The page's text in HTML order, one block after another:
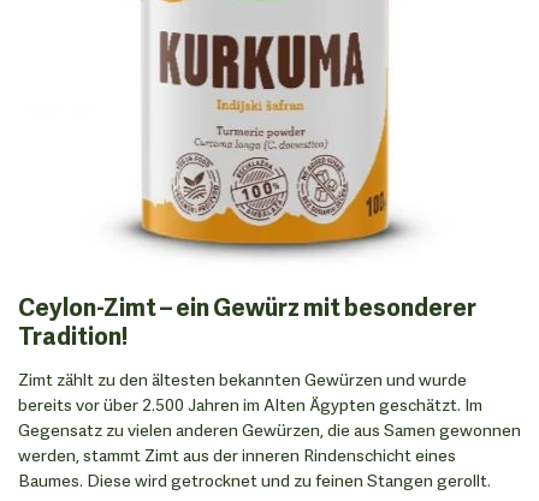
Ceylon-Zimt – ein Gewürz mit besonderer
Tradition!
Zimt zählt zu den ältesten bekannten Gewürzen und wurde
bereits vor über 2.500 Jahren im Alten Ägypten geschätzt. Im
Gegensatz zu vielen anderen Gewürzen, die aus Samen gewonnen
werden, stammt Zimt aus der inneren Rindenschicht eines
Baumes. Diese wird getrocknet und zu feinen Stangen gerollt.